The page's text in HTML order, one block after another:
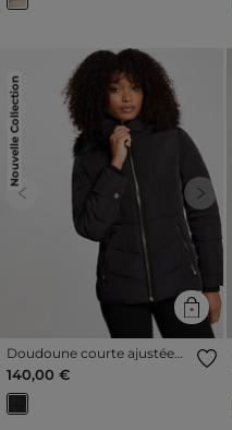
Nouvelle Collection
Previous Next
Doudoune courte ajustée
noir femme
140,00 €